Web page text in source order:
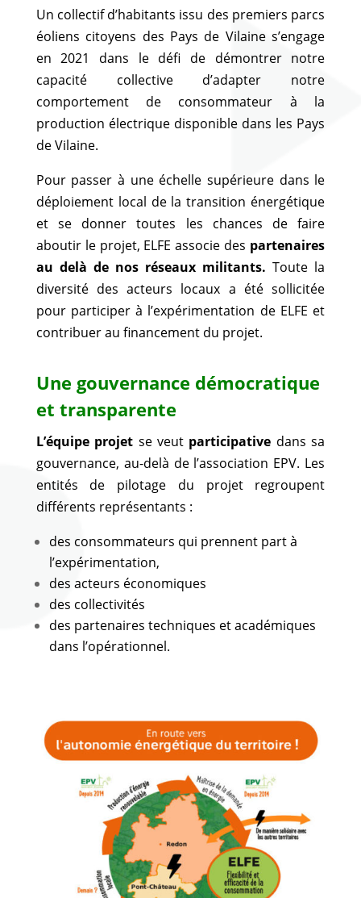
Un collectif d’habitants issu des premiers parcs
éoliens citoyens des Pays de Vilaine s’engage
en 2021 dans le défi de démontrer notre
capacité collective d’adapter notre
comportement de consommateur à la
production électrique disponible dans les Pays
de Vilaine.
Pour passer à une échelle supérieure dans le
déploiement local de la transition énergétique
et se donner toutes les chances de faire
aboutir le projet, ELFE associe des partenaires
au delà de nos réseaux militants.Toute la
diversité des acteurs locaux a été sollicitée
pour participer à l’expérimentation de ELFE et
contribuer au financement du projet.
Une gouvernance démocratique
et transparente
L’équipe projet se veut participative dans sa
gouvernance, au-delà de l’association EPV. Les
entités de pilotage du projet regroupent
différents représentants :
des consommateurs qui prennent part à
l’expérimentation,
des acteurs économiques
des collectivités
des partenaires techniques et académiques
dans l’opérationnel.